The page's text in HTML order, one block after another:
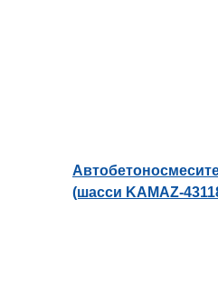
(шасси KAMAZ-